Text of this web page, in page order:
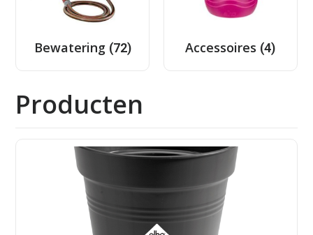
Bewatering (72) Accessoires (4)
Producten